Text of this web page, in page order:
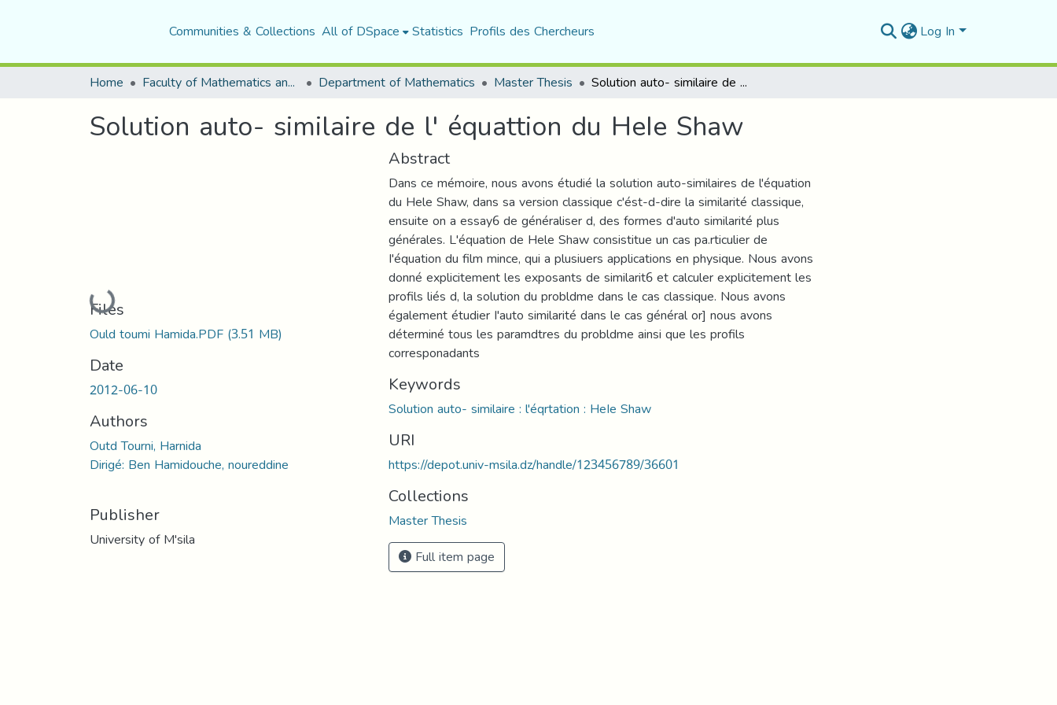
Communities & Collections All of DSpace Statistics Profils des Chercheurs Log In
Home Faculty of Mathematics and Computer Science Department of Mathematics Master Thesis Solution auto- similaire de l' équattion du HeIe Shaw
Solution auto- similaire de l' équattion du HeIe Shaw
Loading...
Files
Ould toumi Hamida.PDF(3.51 MB)
Date
2012-06-10
Authors
Outd Tourni, Harnida
Dirigé: Ben Hamidouche, noureddine
Publisher
University of M'sila
Abstract
Dans ce mémoire, nous avons étudié la solution auto-similaires de l'équation
du Hele Shaw, dans sa version classique c'ést-d-dire la similarité classique,
ensuite on a essay6 de généraliser d, des formes d'auto similarité plus
générales. L'équation de Hele Shaw consistitue un cas pa.rticulier de
I'équation du film mince, qui a plusiuers applications en physique. Nous avons
donné explicitement les exposants de similarit6 et calculer explicitement les
profils liés d, la solution du probldme dans le cas classique. Nous avons
également étudier I'auto similarité dans le cas général or] nous avons
déterminé tous les paramdtres du probldme ainsi que les profils
corresponadants
Keywords
Solution auto- similaire : l'éqrtation : HeIe Shaw
URI
https://depot.univ-msila.dz/handle/123456789/36601
Collections
Master Thesis
Full item page